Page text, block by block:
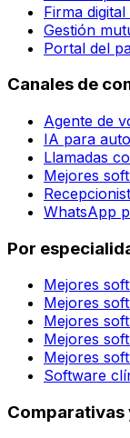
Firma
Gestión
Portal del
Canales de
Agente de
IA para
Llamadas
Mejores
WhatsApp
Por
Mejores
Mejores
Mejores
Mejores
Mejores
Software